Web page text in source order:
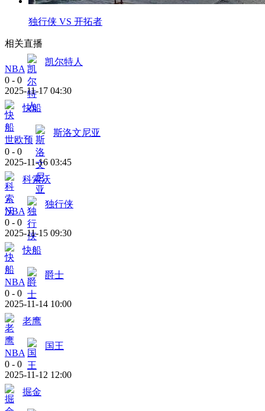
独行侠 VS 开拓者
相关直播
NBA
凯尔特人
0 - 0
2025-11-17 04:30
快船
世欧预
斯洛文尼亚
0 - 0
2025-11-16 03:45
科索沃
NBA
独行侠
0 - 0
2025-11-15 09:30
快船
NBA
爵士
0 - 0
2025-11-14 10:00
老鹰
NBA
国王
0 - 0
2025-11-12 12:00
掘金